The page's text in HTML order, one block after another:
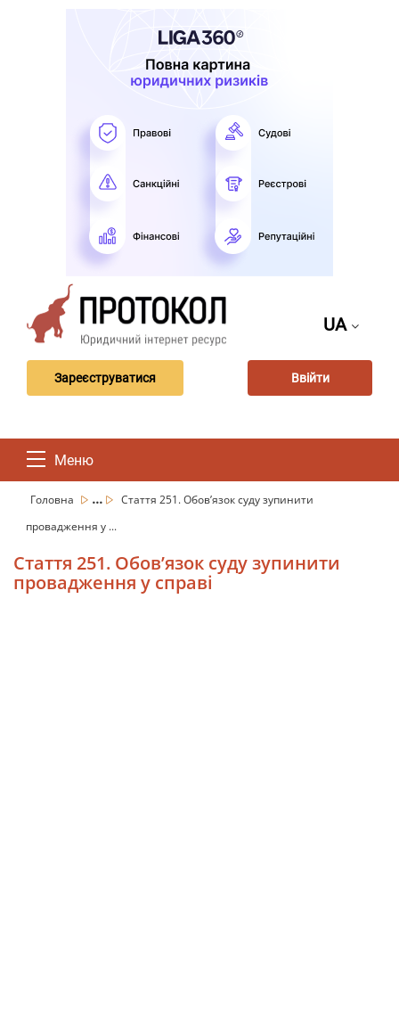
UA
Зареєструватися Ввійти
Меню
Головна ...
Стаття 251. Обов’язок суду зупинити
провадження у ...
Стаття 251. Обов’язок суду зупинити
провадження у справі